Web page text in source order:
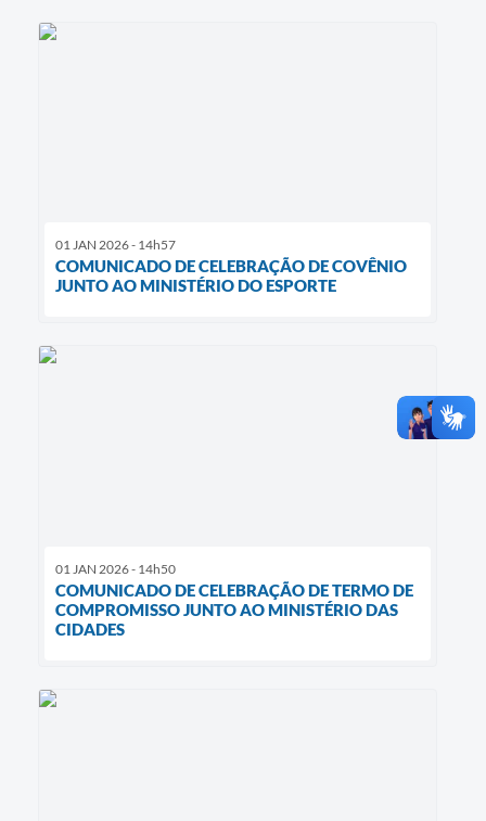
01 JAN 2026 - 14h57
COMUNICADO DE CELEBRAÇÃO DE COVÊNIO
JUNTO AO MINISTÉRIO DO ESPORTE
01 JAN 2026 - 14h50
COMUNICADO DE CELEBRAÇÃO DE TERMO DE
COMPROMISSO JUNTO AO MINISTÉRIO DAS
CIDADES